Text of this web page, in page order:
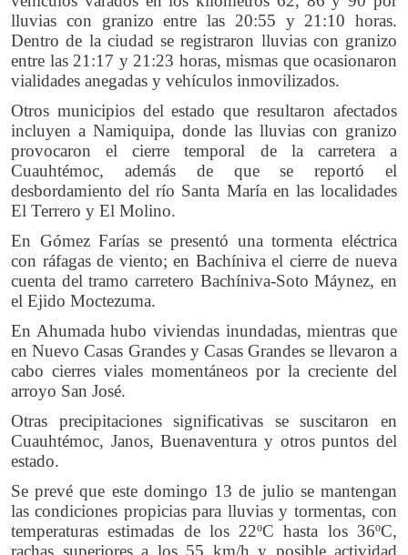
lluvias con granizo entre las 20:55 y 21:10 horas.
Dentro de la ciudad se registraron lluvias con granizo
entre las 21:17 y 21:23 horas, mismas que ocasionaron
vialidades anegadas y vehículos inmovilizados.
Otros municipios del estado que resultaron afectados
incluyen a Namiquipa, donde las lluvias con granizo
provocaron el cierre temporal de la carretera a
Cuauhtémoc, además de que se reportó el
desbordamiento del río Santa María en las localidades
El Terrero y El Molino.
En Gómez Farías se presentó una tormenta eléctrica
con ráfagas de viento; en Bachíniva el cierre de nueva
cuenta del tramo carretero Bachíniva-Soto Máynez, en
el Ejido Moctezuma.
En Ahumada hubo viviendas inundadas, mientras que
en Nuevo Casas Grandes y Casas Grandes se llevaron a
cabo cierres viales momentáneos por la creciente del
arroyo San José.
Otras precipitaciones significativas se suscitaron en
Cuauhtémoc, Janos, Buenaventura y otros puntos del
estado.
Se prevé que este domingo 13 de julio se mantengan
las condiciones propicias para lluvias y tormentas, con
temperaturas estimadas de los 22ºC hasta los 36ºC,
rachas superiores a los 55 km/h y posible actividad